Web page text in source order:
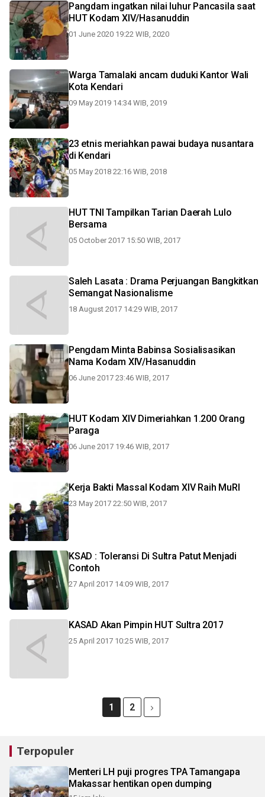
Pangdam ingatkan nilai luhur Pancasila saat
HUT Kodam XIV/Hasanuddin
01 June 2020 19:22 WIB, 2020
Warga Tamalaki ancam duduki Kantor Wali
Kota Kendari
09 May 2019 14:34 WIB, 2019
23 etnis meriahkan pawai budaya nusantara
di Kendari
05 May 2018 22:16 WIB, 2018
HUT TNI Tampilkan Tarian Daerah Lulo
Bersama
05 October 2017 15:50 WIB, 2017
Saleh Lasata : Drama Perjuangan Bangkitkan
Semangat Nasionalisme
18 August 2017 14:29 WIB, 2017
Pengdam Minta Babinsa Sosialisasikan
Nama Kodam XIV/Hasanuddin
06 June 2017 23:46 WIB, 2017
HUT Kodam XIV Dimeriahkan 1.200 Orang
Paraga
06 June 2017 19:46 WIB, 2017
Kerja Bakti Massal Kodam XIV Raih MuRI
23 May 2017 22:50 WIB, 2017
KSAD : Toleransi Di Sultra Patut Menjadi
Contoh
27 April 2017 14:09 WIB, 2017
KASAD Akan Pimpin HUT Sultra 2017
25 April 2017 10:25 WIB, 2017
1 2
Terpopuler
Menteri LH puji progres TPA Tamangapa
Makassar hentikan open dumping